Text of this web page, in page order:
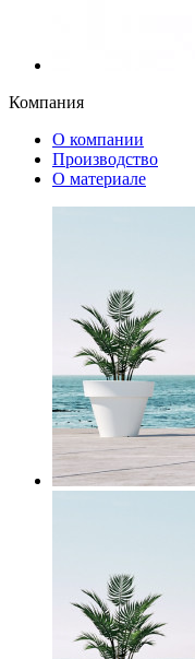
Компания
О компании
Производство
О материале